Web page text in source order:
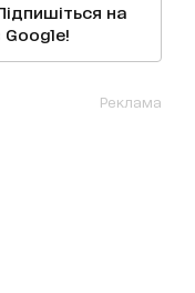
на
Google!
Реклама